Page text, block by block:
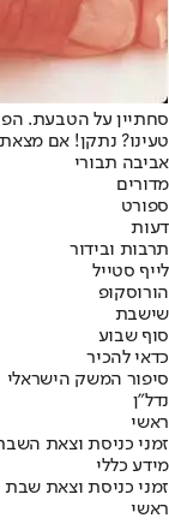
סחתיין על הטבעת.
טעינו? נתקן! אם
אביבה תבורי
מדורים
ספורט
דעות
תרבות ובידור
לייף סטייל
הורוסקופ
שישבת
סוף שבוע
כדאי להכיר
סיפור המשק הישראלי
נדל"ן
ראשי
זמני כניסת וצאת
מידע כללי
זמני כניסת וצאת שבת
ראשי